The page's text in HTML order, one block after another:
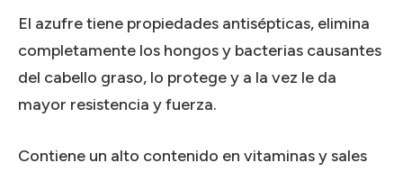
El azufre tiene propiedades antisépticas, elimina
completamente los hongos y bacterias causantes
del cabello graso, lo protege y a la vez le da
mayor resistencia y fuerza.
Contiene un alto contenido en vitaminas y sales